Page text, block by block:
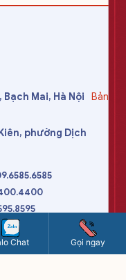
Bạch Mai, Hà Nội
Bản
phường Dịch
Chat Gọi ngay